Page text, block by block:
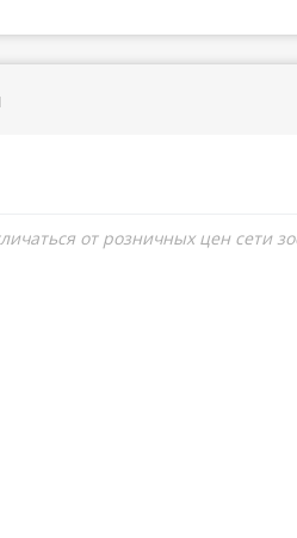
от розничных цен сети